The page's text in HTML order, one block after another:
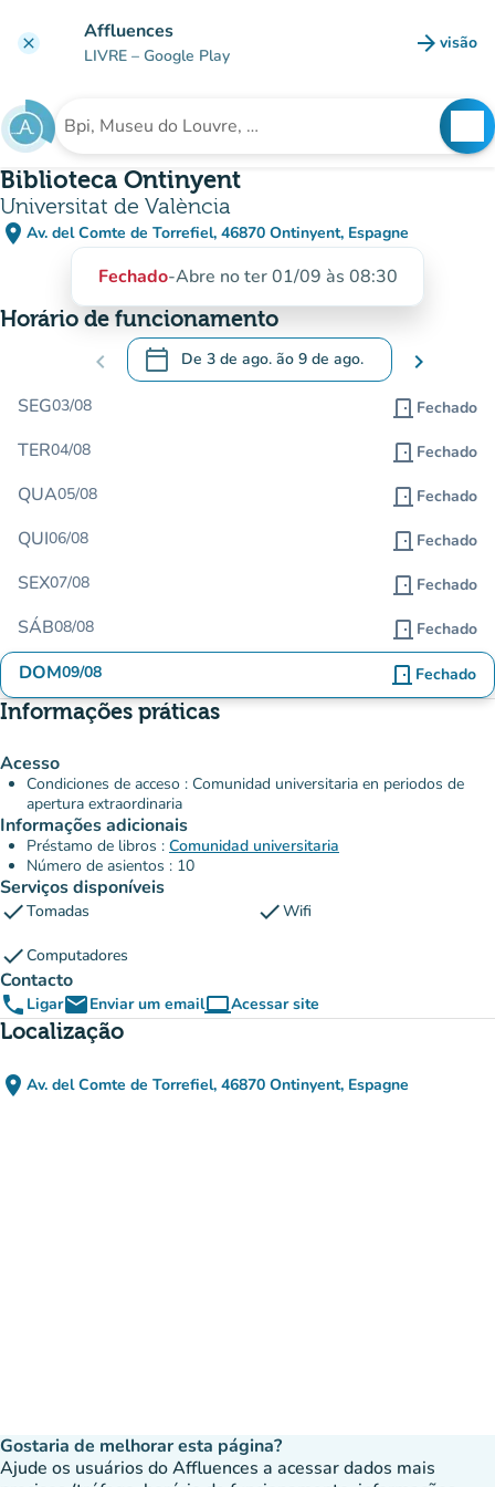
clear Affluences
LIVRE – Google Play arrow_forward visão
(novo
Procura uma instituição
Biblioteca Ontinyent
Universitat de València
place Av. del Comte de Torrefiel, 46870 Ontinyent, Espagne
(abrir no Google Maps)
(novo separador)
Fechado-Abre no ter 01/09 às 08:30
Horário de funcionamento
chevron_left calendar_today De 3 de ago. ão 9 de ago.
.Abra o calendário para alterar as datas
chevron_right
SEG03/08 door_front Fechado
TER04/08 door_front Fechado
QUA05/08 door_front Fechado
QUI06/08 door_front Fechado
SEX07/08 door_front Fechado
SÁB08/08 door_front Fechado
DOM09/08 door_front Fechado
Informações práticas
Acesso
Condiciones de acceso : Comunidad universitaria en periodos de
apertura extraordinaria
Informações adicionais
Préstamo de libros : Comunidad universitaria
Número de asientos : 10
Serviços disponíveis
checkTomadas checkWifi
checkComputadores
Contacto
phone LigaremailEnviar um emailcomputerAcessar site
(novo separador)
Localização
place Av. del Comte de Torrefiel, 46870 Ontinyent, Espagne
(abrir no Google Maps)
(novo separador)
Gostaria de melhorar esta página?
Ajude os usuários do Affluences a acessar dados mais